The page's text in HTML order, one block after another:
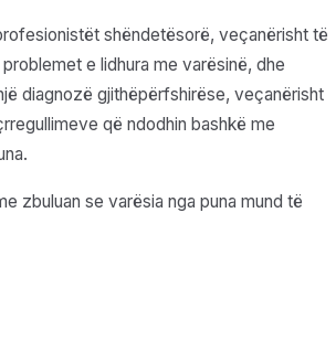
shëndetësorë, veçanërisht të
e lidhura me varësinë, dhe
diagnozë gjithëpërfshirëse, veçanërisht
që ndodhin bashkë me
zbuluan se varësia nga puna mund të